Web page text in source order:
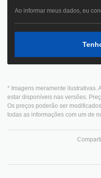
* Imagens meramente ilustrativas.
estar disponíveis nas versões.
Os preços poderão ser
todas as informações com um de
Ao informar meus dados, eu